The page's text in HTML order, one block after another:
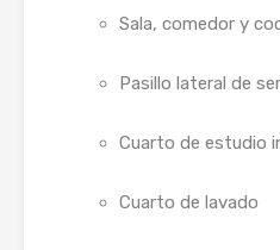
Sala, comedor y
Pasillo lateral de
Cuarto de estudio
Cuarto de lavado